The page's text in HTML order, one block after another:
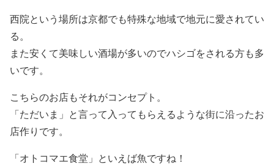
西院という場所は京都でも特殊な地域で地元に愛されてい
る。
また安くて美味しい酒場が多いのでハシゴをされる方も多
いです。
こちらのお店もそれがコンセプト。
「ただいま」と言って入ってもらえるような街に沿ったお
店作りです。
「オトコマエ食堂」といえば魚ですね！